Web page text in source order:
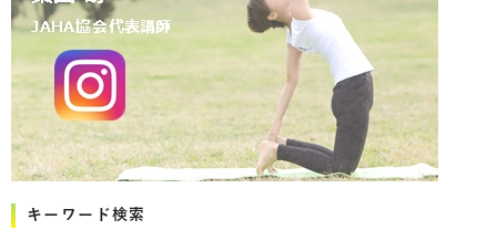
キーワード検索